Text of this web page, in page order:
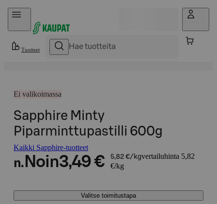
Hyppää sisältöön
Tuotteet
Ei valikoimassa
Sapphire Minty
Piparminttupastilli 600g
Kaikki Sapphire-tuotteet
n. Noin3,49 € 5,82 €/kgvertailuhinta 5,82
€/kg
Valitse toimitustapa